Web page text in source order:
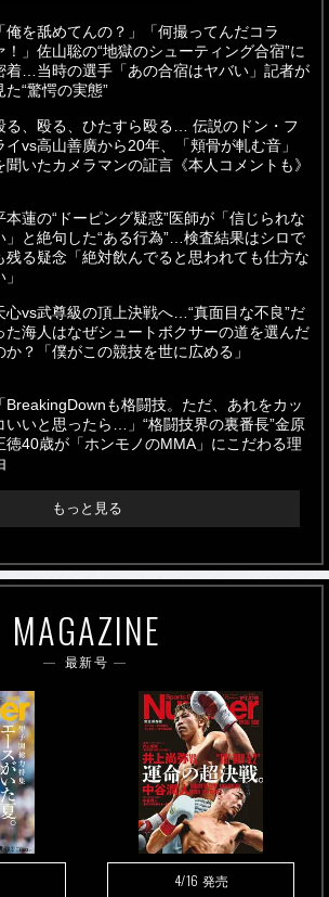
「俺を舐めてんの？」「何撮ってんだコラ
！」佐山聡の“地獄のシューティング合宿”に
着…当時の選手「あの合宿はヤバい」記者が
た“驚愕の実態”
る、殴る、ひたすら殴る… 伝説のドン・フ
イvs高山善廣から20年、「頬骨が軋む音」
聞いたカメラマンの証言《本人コメントも》
本蓮の“ドーピング疑惑”医師が「信じられな
」と絶句した“ある行為”…検査結果はシロで
残る疑念「絶対飲んでると思われても仕方な
」
心vs武尊級の頂上決戦へ…“真面目な不良”だ
た海人はなぜシュートボクサーの道を選んだ
か？「僕がこの競技を世に広める」
「BreakingDownも格闘技。ただ、あれをカッ
いいと思ったら…」“格闘技界の裏番長”金原
徳40歳が「ホンモノのMMA」にこだわる理
もっと見る
MAGAZINE
最新号
4/16 発売